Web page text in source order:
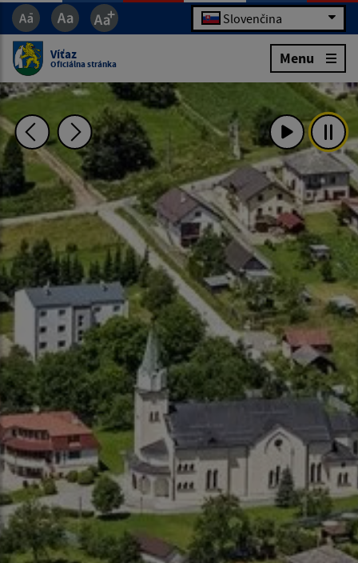
Slovenčina
Víťaz
Oficiálna stránka Menu